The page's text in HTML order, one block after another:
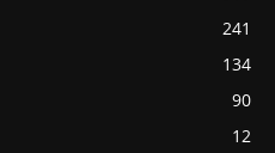
241
134
90
12